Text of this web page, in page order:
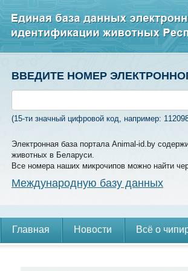
ВВЕДИТЕ НОМЕР
(15-ти значный цифровой код, например:
Электронная база портала Animal-id.by
животных в Беларуси.
Все номера наших микрочипов можно найти
Международную базу данных
Главная Новости Всё о